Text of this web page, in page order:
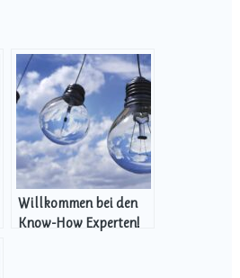
Willkommen bei den
Know-How Experten!